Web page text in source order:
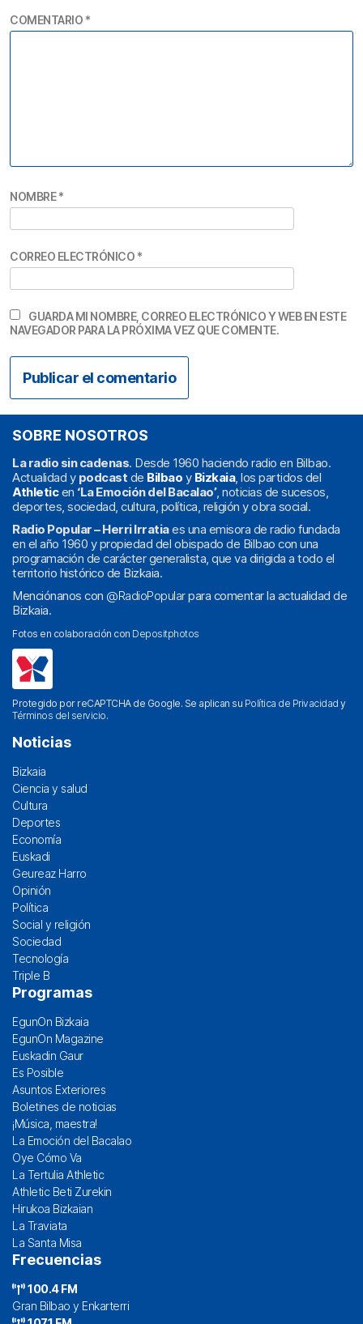
COMENTARIO *
NOMBRE*
CORREO ELECTRÓNICO *
GUARDA MI NOMBRE, CORREO ELECTRÓNICO Y WEB EN ESTE
NAVEGADOR PARA LA PRÓXIMA VEZ QUE COMENTE.
SOBRE NOSOTROS
La radio sin cadenas. Desde 1960 haciendo radio en Bilbao.
Actualidad y podcast de Bilbao y Bizkaia, los partidos del
Athleticen ‘La Emoción del Bacalao’, noticias de sucesos,
deportes, sociedad, cultura, política, religión y obra social.
Radio Popular – Herri Irratiaes una emisora de radio fundada
en el año 1960 y propiedad del obispado de Bilbao con una
programación de carácter generalista, que va dirigida a todo el
territorio histórico de Bizkaia.
Menciónanos con @RadioPopularpara comentar la actualidad de
Bizkaia.
Fotos en colaboración con Depositphotos
Protegido por reCAPTCHA de Google. Se aplican su Política de Privacidad y
Términos del servicio.
Noticias
Bizkaia
Ciencia y salud
Cultura
Deportes
Economía
Euskadi
Geureaz Harro
Opinión
Política
Social y religión
Sociedad
Tecnología
Triple B
Programas
EgunOn Bizkaia
EgunOn Magazine
Euskadin Gaur
Es Posible
Asuntos Exteriores
Boletines de noticias
¡Música, maestra!
La Emoción del Bacalao
Oye Cómo Va
La Tertulia Athletic
Athletic Beti Zurekin
Hirukoa Bizkaian
La Traviata
La Santa Misa
Frecuencias
100.4 FM
Gran Bilbao y Enkarterri